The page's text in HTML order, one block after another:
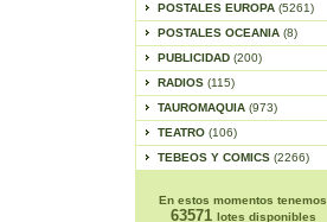
POSTALES EUROPA (5261)
POSTALES OCEANIA (8)
PUBLICIDAD (200)
RADIOS (115)
TAUROMAQUIA (973)
TEATRO (106)
TEBEOS Y COMICS (2266)
En estos momentos tenemos
63571 lotes disponibles